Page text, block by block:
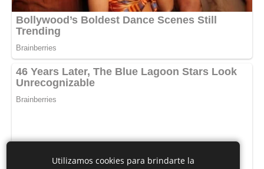
Utilizamos cookies para brindarte la